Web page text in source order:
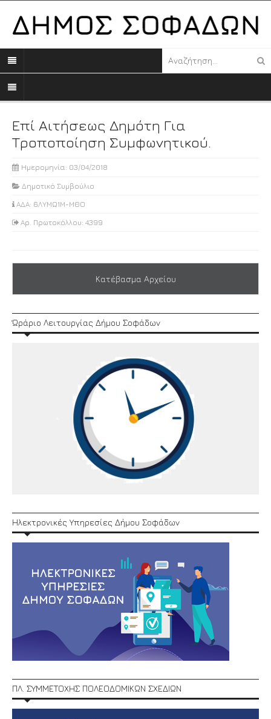
Επί Αιτήσεως Δημότη Για
Τροποποίηση Συμφωνητικού.
Ημερομηνία: 03/04/2018
Δημοτικό Συμβούλιο
ΑΔΑ: 6ΛΥΜΩ1Μ-ΜΘΟ
Αρ. Πρωτοκόλλου: 4399
Κατέβασμα Αρχείου
Ώράριο Λειτουργίας Δήμου Σοφάδων
Ηλεκτρονικές Υπηρεσίες Δήμου Σοφάδων
ΠΛ. ΣΥΜΜΕΤΟΧΗΣ ΠΟΛΕΟΔΟΜΙΚΩΝ ΣΧΕΔΙΩΝ